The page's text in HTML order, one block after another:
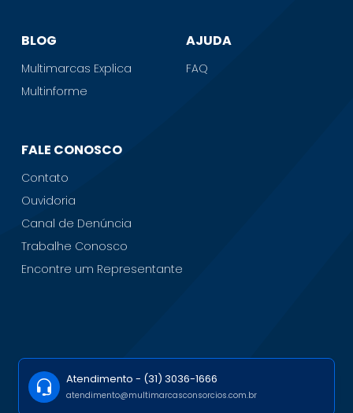
BLOG
Multimarcas Explica
Multinforme
AJUDA
FAQ
FALE CONOSCO
Contato
Ouvidoria
Canal de Denúncia
Trabalhe Conosco
Encontre um Representante
Atendimento - (31) 3036-1666
atendimento@multimarcasconsorcios.com.br